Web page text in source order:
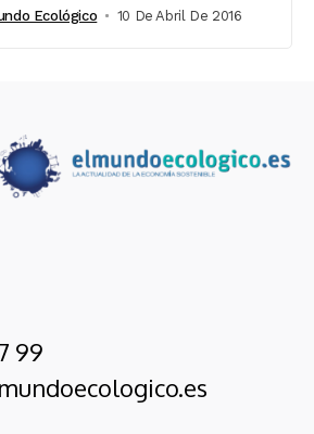
Ecológico 10 De Abril De 2016
99